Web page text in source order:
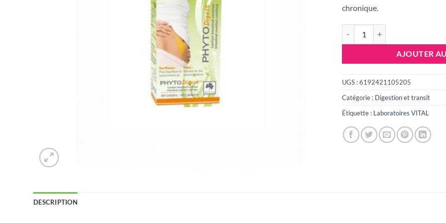
chronique.
AJOUTER
UGS :6192421105205
Catégorie : Digestion et transit
Étiquette : Laboratoires VITAL
DESCRIPTION